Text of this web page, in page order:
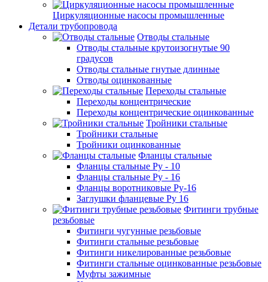
Циркуляционные насосы промышленные
Детали трубопровода
Отводы стальные
Отводы стальные крутоизогнутые 90
градусов
Отводы стальные гнутые длинные
Отводы оцинкованные
Переходы стальные
Переходы концентрические
Переходы концентрические оцинкованные
Тройники стальные
Тройники стальные
Тройники оцинкованные
Фланцы стальные
Фланцы стальные Ру - 10
Фланцы стальные Ру - 16
Фланцы воротниковые Ру-16
Заглушки фланцевые Ру 16
Фитинги трубные
резьбовые
Фитинги чугунные резьбовые
Фитинги стальные резьбовые
Фитинги никелированные резьбовые
Фитинги стальные оцинкованные резьбовые
Муфты зажимные